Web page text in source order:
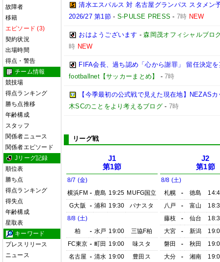
故障者
移籍
エピソード (3)
契約状況
出場時間
得点・警告
チーム情報
競技場
得点ランキング
勝ち点推移
年齢構成
スタッフ
関係者ニュース
関係者エピソード
Jリーグ記録
順位表
勝ち点
得点ランキング
得失点
年齢構成
星取表
キーワード
プレスリリース
ニュース
清水エスパルス 対 名古屋グランパス スタメン
2026/27 第1節 - S-PULSE PRESS -7時 NEW
おはようございます -森岡茂オフィシャルブロ
時 NEW
FIFA会長、過ち認め「心から謝罪」 留任決定
footballnet【サッカーまとめ】
-7時
【今季最初の公式戦で見えた現在地】NEZAS
木SCのことをより考えるブログ - 7時
リーグ戦
J1
第1節
8/7 (金)
横浜FM - 鹿島 19:25 MUFG国立
G大阪
- 浦和 19:30
パナスタ
8/8 (土)
柏
- 水戸 19:00
三協F柏
FC東京 - 町田 19:00
味スタ
名古屋 - 清水 19:00
豊田ス
J2
第1節
8/8 (土)
札幌
- 徳島
八戸
- 富山
藤枝
- 仙台
大宮
- 新潟
磐田
- 秋田
大分
- 湘南